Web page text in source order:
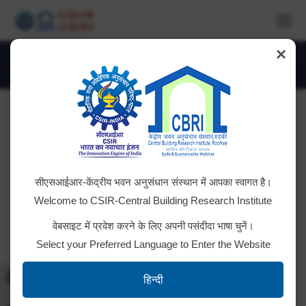
DSC_3149-1024×684
You are here:
×
सीएसआईआर-केंद्रीय भवन अनुसंधान संस्थान में आपका स्वागत है।
Welcome to CSIR-Central Building Research Institute
वेबसाइट में प्रवेश करने के लिए अपनी पसंदीदा भाषा चुनें।
Select your Preferred Language to Enter the Website
हिन्दी